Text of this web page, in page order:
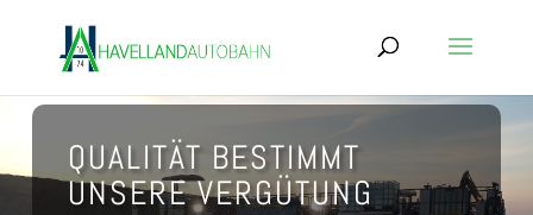
QUALITÄT BESTIMMT
UNSERE VERGÜTUNG